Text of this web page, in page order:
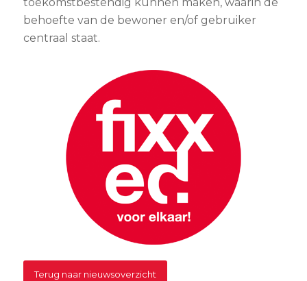
behoefte van de bewoner en/of gebruiker
centraal staat.
Terug naar nieuwsoverzicht